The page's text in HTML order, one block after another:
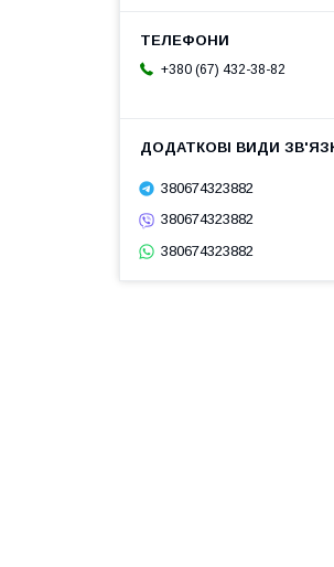
+380 (67) 432-38-82
380674323882
380674323882
380674323882